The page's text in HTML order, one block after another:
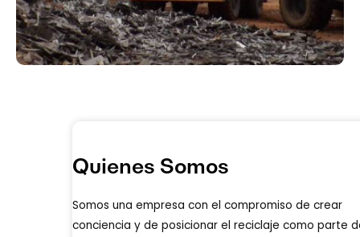
Quienes Somos
Somos una empresa con el compromiso de crear
conciencia y de posicionar el reciclaje como parte